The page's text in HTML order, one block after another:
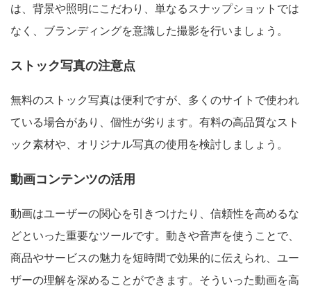
は、背景や照明にこだわり、単なるスナップショットでは
なく、ブランディングを意識した撮影を行いましょう。
ストック写真の注意点
無料のストック写真は便利ですが、多くのサイトで使われ
ている場合があり、個性が劣ります。有料の高品質なスト
ック素材や、オリジナル写真の使用を検討しましょう。
動画コンテンツの活用
動画はユーザーの関心を引きつけたり、信頼性を高めるな
どといった重要なツールです。動きや音声を使うことで、
商品やサービスの魅力を短時間で効果的に伝えられ、ユー
ザーの理解を深めることができます。そういった動画を高